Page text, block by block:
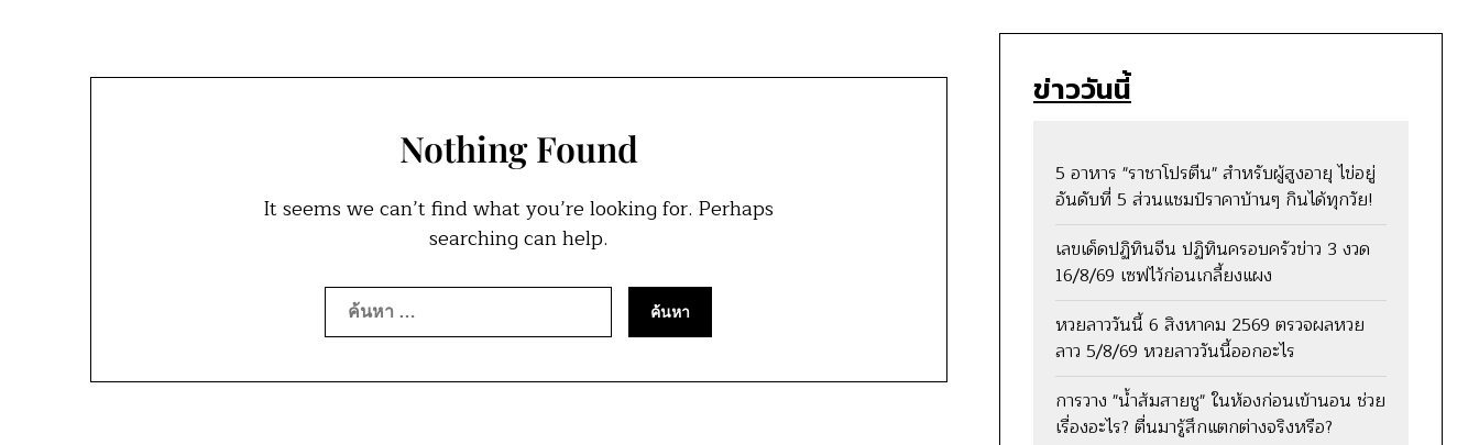
Nothing Found
It seems we can’t find what you’re looking for. Perhaps
searching can help.
ค้นหา
สำหรับ:
ข่าววันนี้
5 อาหาร "ราชาโปรตีน" สำหรับผู้สูงอายุ ไข่อยู่
อันดับที่ 5 ส่วนแชมป์ราคาบ้านๆ กินได้ทุกวัย!
เลขเด็ดปฏิทินจีน ปฏิทินครอบครัวข่าว 3 งวด
16/8/69 เซฟไว้ก่อนเกลี้ยงแผง
หวยลาววันนี้ 6 สิงหาคม 2569 ตรวจผลหวย
ลาว 5/8/69 หวยลาววันนี้ออกอะไร
การวาง "น้ำส้มสายชู" ในห้องก่อนเข้านอน ช่วย
เรื่องอะไร? ตื่นมารู้สึกแตกต่างจริงหรือ?